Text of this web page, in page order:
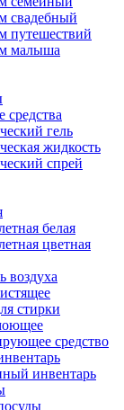
свадебный
путешествий
малыша
средства
гель
жидкость
спрей
белая
цветная
воздуха
стирки
средство
инвентарь